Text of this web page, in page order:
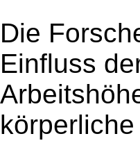
Die
Einfluss